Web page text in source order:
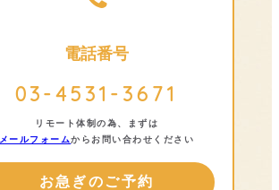
電話番号
03-4531-3671
リモート体制の為、まずは
メールフォームからお問い合わせください
お急ぎのご予約